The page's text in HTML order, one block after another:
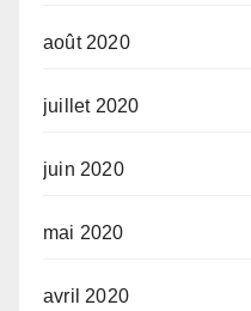
août 2020
juillet 2020
juin 2020
mai 2020
avril 2020